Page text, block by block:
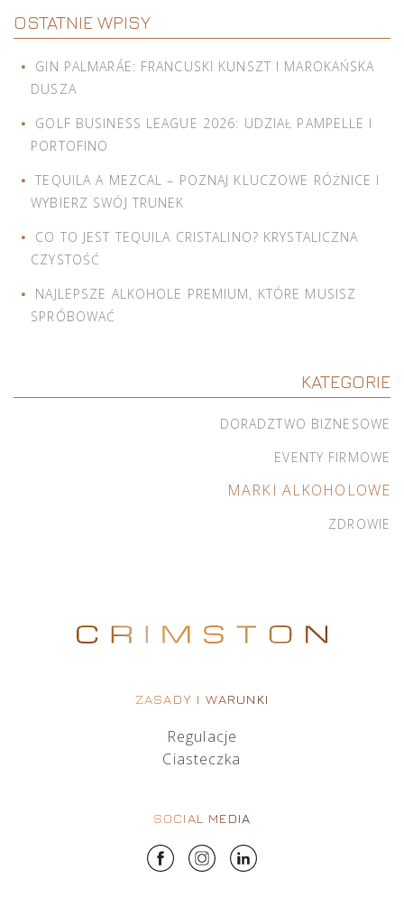
OSTATNIE WPISY
GIN PALMARÁE: FRANCUSKI KUNSZT I MAROKAŃSKA
DUSZA
GOLF BUSINESS LEAGUE 2026: UDZIAŁ PAMPELLE I
PORTOFINO
TEQUILA A MEZCAL – POZNAJ KLUCZOWE RÓŻNICE I
WYBIERZ SWÓJ TRUNEK
CO TO JEST TEQUILA CRISTALINO? KRYSTALICZNA
CZYSTOŚĆ
NAJLEPSZE ALKOHOLE PREMIUM, KTÓRE MUSISZ
SPRÓBOWAĆ
KATEGORIE
DORADZTWO BIZNESOWE
EVENTY FIRMOWE
MARKI ALKOHOLOWE
ZDROWIE
ZASADY I WARUNKI
Regulacje
Ciasteczka
SOCIAL MEDIA